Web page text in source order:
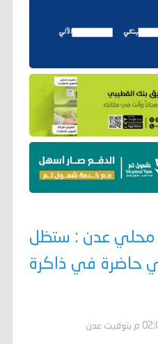
محلي عدن : ستظل
حاضرة في ذاكرة